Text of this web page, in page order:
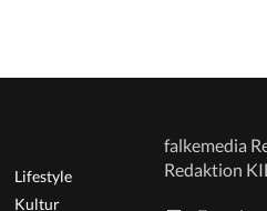
Lifestyle
Kultur
falkemedia
Redaktion